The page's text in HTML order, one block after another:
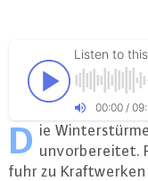
Listen to
00:00 / 09:
D ie
un­vor­be­rei­tet.
fuhr zu